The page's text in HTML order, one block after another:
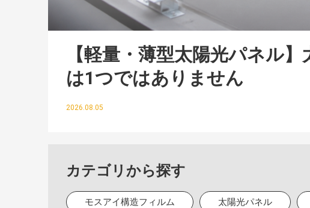
【軽量・薄型太陽光パネル
は1つではありません
2026.08.05
カテゴリから探す
モスアイ構造フィルム 太陽光パネル